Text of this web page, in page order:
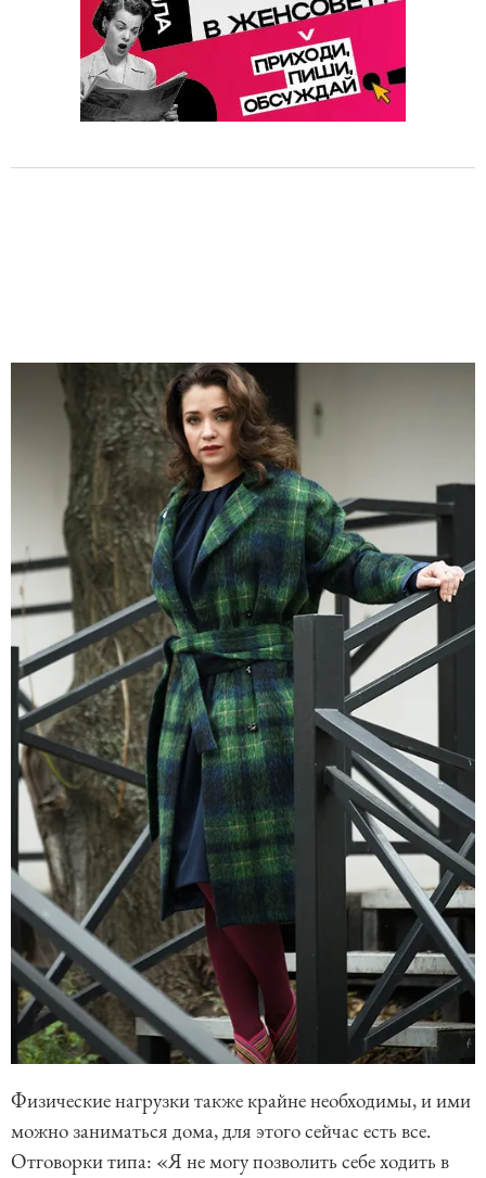
Физические нагрузки также крайне необходимы, и ими
можно заниматься дома, для этого сейчас есть все.
Отговорки типа: «Я не могу позволить себе ходить в